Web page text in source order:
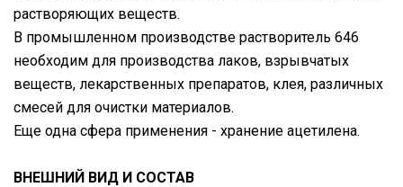
растворяющих веществ.
В промышленном производстве растворитель 646
необходим для производства лаков, взрывчатых
веществ, лекарственных препаратов, клея, различных
смесей для очистки материалов.
Еще одна сфера применения - хранение ацетилена.
ВНЕШНИЙ ВИД И СОСТАВ